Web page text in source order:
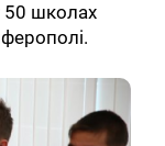
50 школах